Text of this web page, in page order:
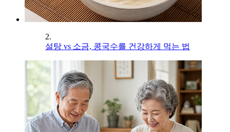
2.
설탕 vs 소금, 콩국수를 건강하게 먹는 법